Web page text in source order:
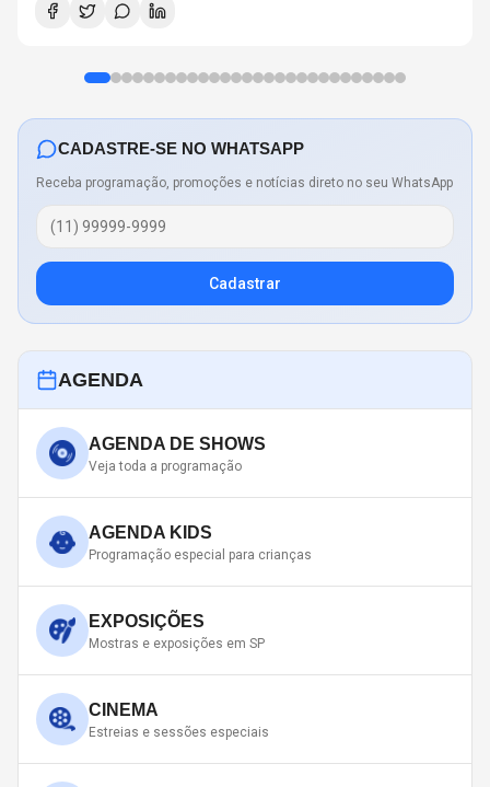
CADASTRE-SE NO WHATSAPP
Receba programação, promoções e notícias direto no seu WhatsApp
Cadastrar
AGENDA
AGENDA DE SHOWS
Veja toda a programação
AGENDA KIDS
Programação especial para crianças
EXPOSIÇÕES
Mostras e exposições em SP
CINEMA
Estreias e sessões especiais